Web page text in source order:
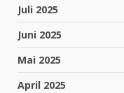
Juli 2025
Juni 2025
Mai 2025
April 2025